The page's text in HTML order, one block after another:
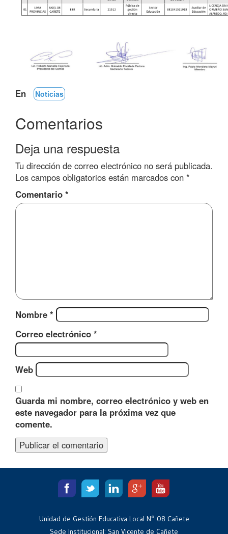
En Noticias
Comentarios
Deja una respuesta
Tu dirección de correo electrónico no será publicada.
Los campos obligatorios están marcados con *
Comentario *
Nombre *
Correo electrónico *
Web
Guarda mi nombre, correo electrónico y web en
este navegador para la próxima vez que
comente.
Unidad de Gestión Educativa Local N° 08 Cañete
Sede Institucional: San Vicente de Cañete